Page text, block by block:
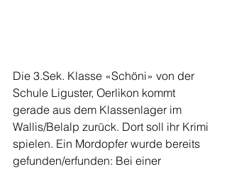
Die 3.Sek. Klasse «Schöni» von der
Schule Liguster, Oerlikon kommt
gerade aus dem Klassenlager im
Wallis/Belalp zurück. Dort soll ihr Krimi
spielen. Ein Mordopfer wurde bereits
gefunden/erfunden: Bei einer